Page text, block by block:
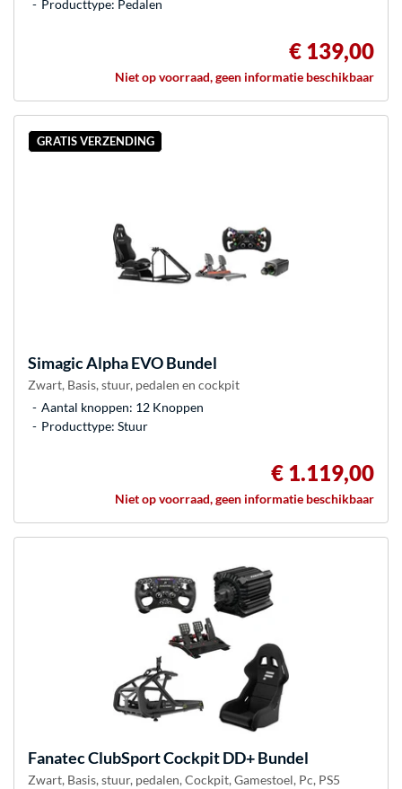
Producttype: Pedalen
€ 139,00
Niet op voorraad, geen informatie beschikbaar
GRATIS VERZENDING
SimagicAlpha EVO Bundel
Zwart, Basis, stuur, pedalen en cockpit
Aantal knoppen: 12 Knoppen
Producttype: Stuur
€ 1.119,00
Niet op voorraad, geen informatie beschikbaar
FanatecClubSport Cockpit DD+ Bundel
Zwart, Basis, stuur, pedalen, Cockpit, Gamestoel, Pc, PS5